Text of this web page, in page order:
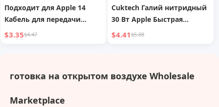
Подходит для Apple 14
Кабель для передачи
данных iPhone13 Зарядная
$3.35$4.47
Cuktech Галий нитридный
30 Вт Apple Быстрая
зарядная головка
$4.41$5.88
готовка на открытом воздухе Wholesale
Marketplace